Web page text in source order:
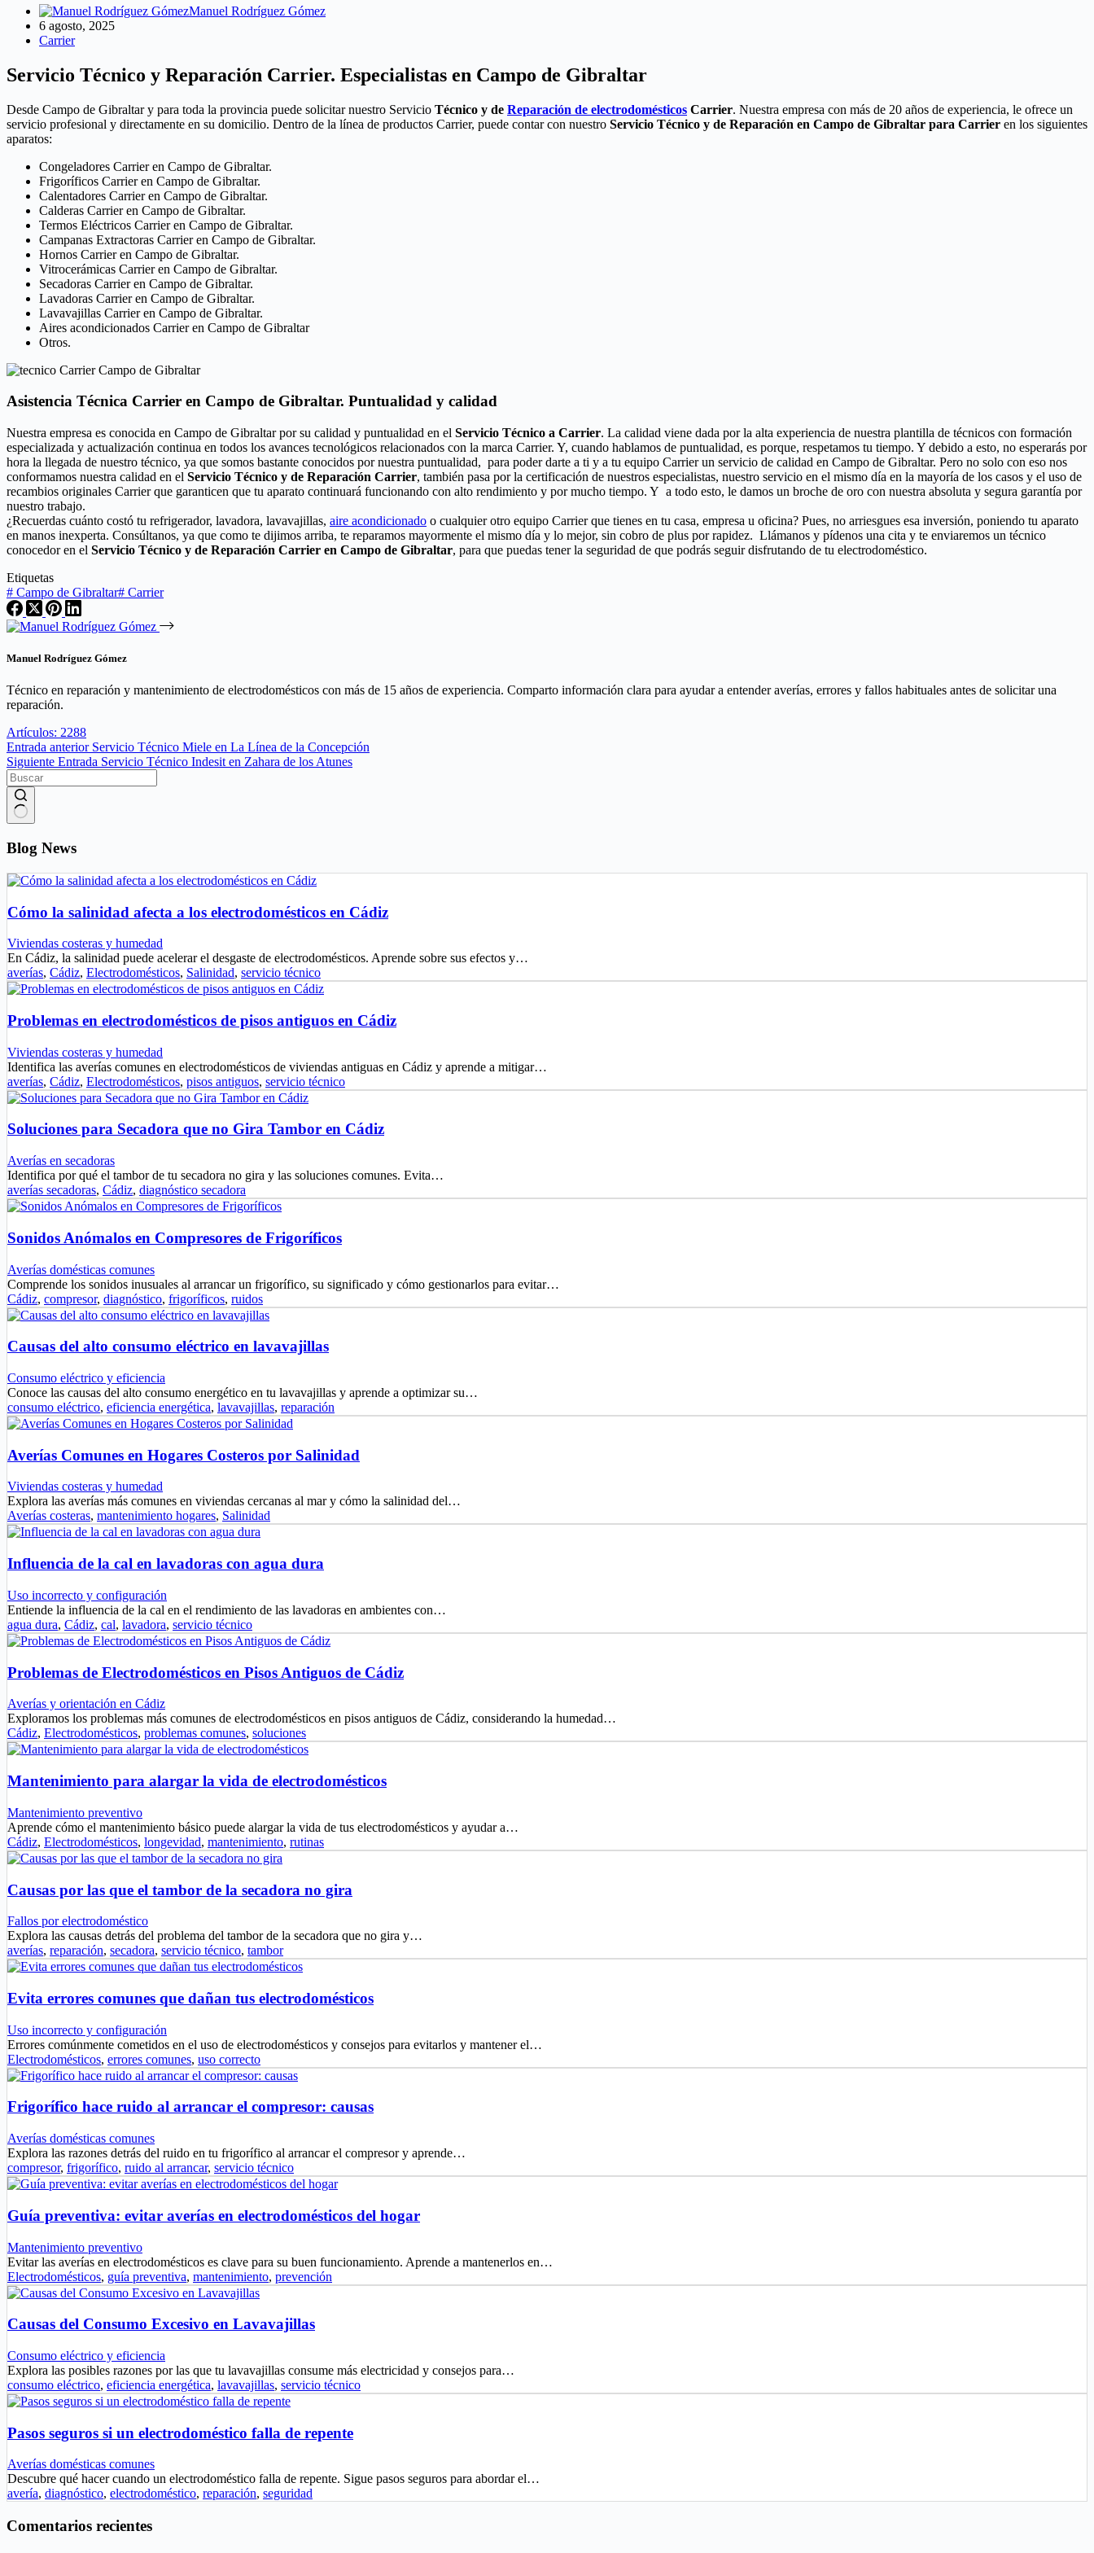
Manuel Rodríguez Gómez
6 agosto, 2025
Carrier
Servicio Técnico y Reparación Carrier. Especialistas en Campo de Gibraltar
Desde Campo de Gibraltar y para toda la provincia puede solicitar nuestro Servicio Técnico y de Reparación de electrodomésticos Carrier. Nuestra empresa con más de 20 años de experiencia, le ofrece un
servicio profesional y directamente en su domicilio. Dentro de la línea de productos Carrier, puede contar con nuestro Servicio Técnico y de Reparación en Campo de Gibraltar para Carrier en los siguientes
aparatos:
Congeladores Carrier en Campo de Gibraltar.
Frigoríficos Carrier en Campo de Gibraltar.
Calentadores Carrier en Campo de Gibraltar.
Calderas Carrier en Campo de Gibraltar.
Termos Eléctricos Carrier en Campo de Gibraltar.
Campanas Extractoras Carrier en Campo de Gibraltar.
Hornos Carrier en Campo de Gibraltar.
Vitrocerámicas Carrier en Campo de Gibraltar.
Secadoras Carrier en Campo de Gibraltar.
Lavadoras Carrier en Campo de Gibraltar.
Lavavajillas Carrier en Campo de Gibraltar.
Aires acondicionados Carrier en Campo de Gibraltar
Otros.
Asistencia Técnica Carrier en Campo de Gibraltar. Puntualidad y calidad
Nuestra empresa es conocida en Campo de Gibraltar por su calidad y puntualidad en el Servicio Técnico a Carrier. La calidad viene dada por la alta experiencia de nuestra plantilla de técnicos con formación
especializada y actualización continua en todos los avances tecnológicos relacionados con la marca Carrier. Y, cuando hablamos de puntualidad, es porque, respetamos tu tiempo. Y debido a esto, no esperarás por
hora la llegada de nuestro técnico, ya que somos bastante conocidos por nuestra puntualidad, para poder darte a ti y a tu equipo Carrier un servicio de calidad en Campo de Gibraltar. Pero no solo con eso nos
conformamos nuestra calidad en el Servicio Técnico y de Reparación Carrier, también pasa por la certificación de nuestros especialistas, nuestro servicio en el mismo día en la mayoría de los casos y el uso de
recambios originales Carrier que garanticen que tu aparato continuará funcionando con alto rendimiento y por mucho tiempo. Y a todo esto, le damos un broche de oro con nuestra absoluta y segura garantía por
nuestro trabajo.
¿Recuerdas cuánto costó tu refrigerador, lavadora, lavavajillas, aire acondicionado o cualquier otro equipo Carrier que tienes en tu casa, empresa u oficina? Pues, no arriesgues esa inversión, poniendo tu aparato
en manos inexperta. Consúltanos, ya que como te dijimos arriba, te reparamos mayormente el mismo día y lo mejor, sin cobro de plus por rapidez. Llámanos y pídenos una cita y te enviaremos un técnico
conocedor en el Servicio Técnico y de Reparación Carrier en Campo de Gibraltar, para que puedas tener la seguridad de que podrás seguir disfrutando de tu electrodoméstico.
Etiquetas
# Campo de Gibraltar# Carrier
Manuel Rodríguez Gómez
Técnico en reparación y mantenimiento de electrodomésticos con más de 15 años de experiencia. Comparto información clara para ayudar a entender averías, errores y fallos habituales antes de solicitar una
reparación.
Artículos: 2288
Entrada anterior Servicio Técnico Miele en La Línea de la Concepción
Siguiente Entrada Servicio Técnico Indesit en Zahara de los Atunes
resultados
Blog News
Cómo la salinidad afecta a los electrodomésticos en Cádiz
Viviendas costeras y humedad
En Cádiz, la salinidad puede acelerar el desgaste de electrodomésticos. Aprende sobre sus efectos y…
averías, Cádiz, Electrodomésticos, Salinidad, servicio técnico
Problemas en electrodomésticos de pisos antiguos en Cádiz
Viviendas costeras y humedad
Identifica las averías comunes en electrodomésticos de viviendas antiguas en Cádiz y aprende a mitigar…
averías, Cádiz, Electrodomésticos, pisos antiguos, servicio técnico
Soluciones para Secadora que no Gira Tambor en Cádiz
Averías en secadoras
Identifica por qué el tambor de tu secadora no gira y las soluciones comunes. Evita…
averías secadoras, Cádiz, diagnóstico secadora
Sonidos Anómalos en Compresores de Frigoríficos
Averías domésticas comunes
Comprende los sonidos inusuales al arrancar un frigorífico, su significado y cómo gestionarlos para evitar…
Cádiz, compresor, diagnóstico, frigoríficos, ruidos
Causas del alto consumo eléctrico en lavavajillas
Consumo eléctrico y eficiencia
Conoce las causas del alto consumo energético en tu lavavajillas y aprende a optimizar su…
consumo eléctrico, eficiencia energética, lavavajillas, reparación
Averías Comunes en Hogares Costeros por Salinidad
Viviendas costeras y humedad
Explora las averías más comunes en viviendas cercanas al mar y cómo la salinidad del…
Averías costeras, mantenimiento hogares, Salinidad
Influencia de la cal en lavadoras con agua dura
Uso incorrecto y configuración
Entiende la influencia de la cal en el rendimiento de las lavadoras en ambientes con…
agua dura, Cádiz, cal, lavadora, servicio técnico
Problemas de Electrodomésticos en Pisos Antiguos de Cádiz
Averías y orientación en Cádiz
Exploramos los problemas más comunes de electrodomésticos en pisos antiguos de Cádiz, considerando la humedad…
Cádiz, Electrodomésticos, problemas comunes, soluciones
Mantenimiento para alargar la vida de electrodomésticos
Mantenimiento preventivo
Aprende cómo el mantenimiento básico puede alargar la vida de tus electrodomésticos y ayudar a…
Cádiz, Electrodomésticos, longevidad, mantenimiento, rutinas
Causas por las que el tambor de la secadora no gira
Fallos por electrodoméstico
Explora las causas detrás del problema del tambor de la secadora que no gira y…
averías, reparación, secadora, servicio técnico, tambor
Evita errores comunes que dañan tus electrodomésticos
Uso incorrecto y configuración
Errores comúnmente cometidos en el uso de electrodomésticos y consejos para evitarlos y mantener el…
Electrodomésticos, errores comunes, uso correcto
Frigorífico hace ruido al arrancar el compresor: causas
Averías domésticas comunes
Explora las razones detrás del ruido en tu frigorífico al arrancar el compresor y aprende…
compresor, frigorífico, ruido al arrancar, servicio técnico
Guía preventiva: evitar averías en electrodomésticos del hogar
Mantenimiento preventivo
Evitar las averías en electrodomésticos es clave para su buen funcionamiento. Aprende a mantenerlos en…
Electrodomésticos, guía preventiva, mantenimiento, prevención
Causas del Consumo Excesivo en Lavavajillas
Consumo eléctrico y eficiencia
Explora las posibles razones por las que tu lavavajillas consume más electricidad y consejos para…
consumo eléctrico, eficiencia energética, lavavajillas, servicio técnico
Pasos seguros si un electrodoméstico falla de repente
Averías domésticas comunes
Descubre qué hacer cuando un electrodoméstico falla de repente. Sigue pasos seguros para abordar el…
avería, diagnóstico, electrodoméstico, reparación, seguridad
Comentarios recientes